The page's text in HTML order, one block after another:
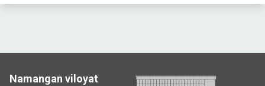
Namangan viloyat